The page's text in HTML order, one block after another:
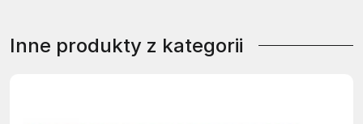
Inne produkty z kategorii